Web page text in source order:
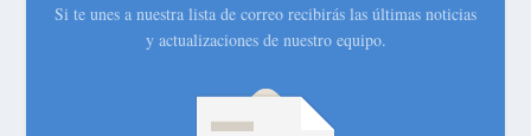
Si te unes a nuestra lista de correo recibirás las últimas noticias
y actualizaciones de nuestro equipo.